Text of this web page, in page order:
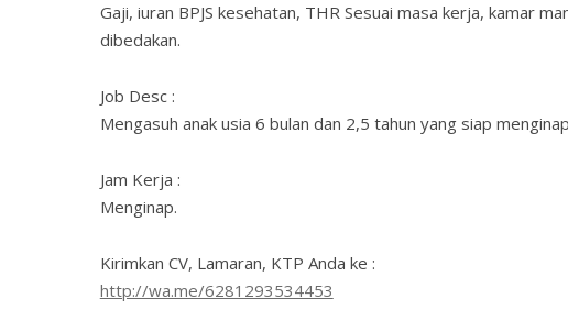
Gaji, iuran BPJS kesehatan, THR Sesuai masa kerja, kamar
dibedakan.
Job Desc :
Mengasuh anak usia 6 bulan dan 2,5 tahun yang siap
Jam Kerja :
Menginap.
Kirimkan CV, Lamaran, KTP Anda ke :
http://wa.me/6281293534453